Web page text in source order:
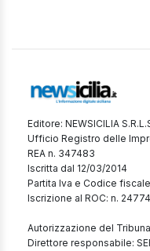
Editore: NEWSICILIA
Ufficio Registro delle
REA n. 347483
Iscritta dal 12/03/2014
Partita Iva e Codice
Iscrizione al ROC: n.
Autorizzazione del
Direttore responsabile: